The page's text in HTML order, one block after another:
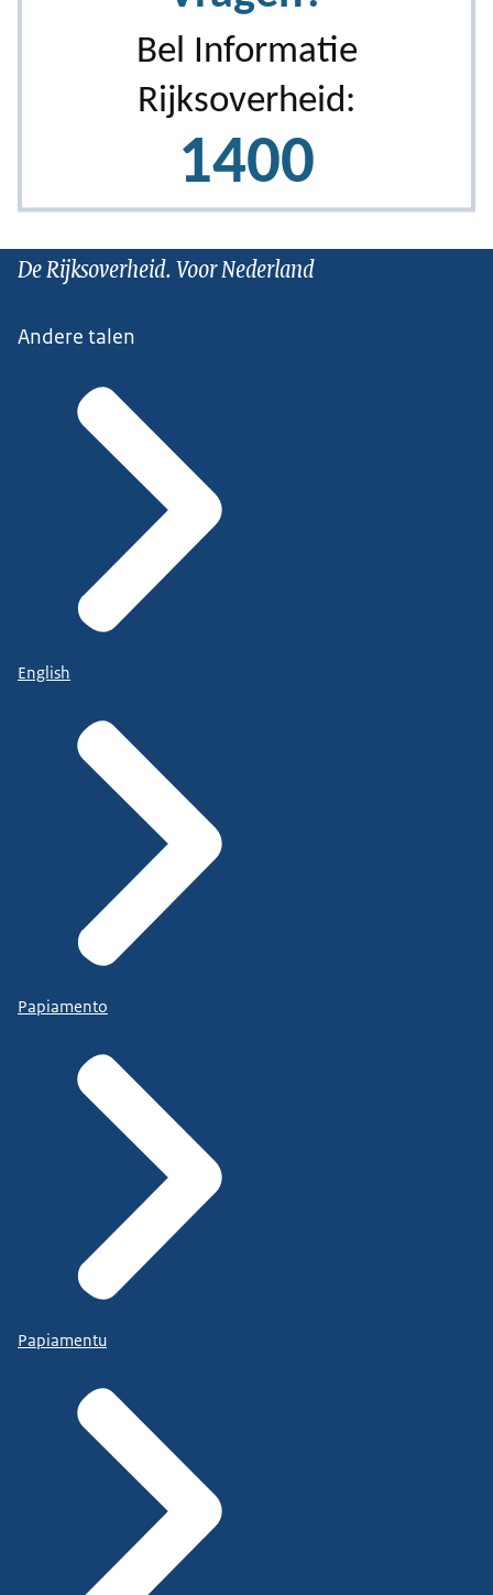
De Rijksoverheid. Voor Nederland
Andere talen
English
Papiamento
Papiamentu